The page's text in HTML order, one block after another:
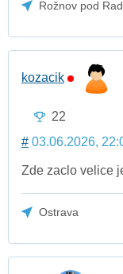
Rožnov pod
kozacik
22
# 03.06.2026,
Zde zaclo velice
Ostrava